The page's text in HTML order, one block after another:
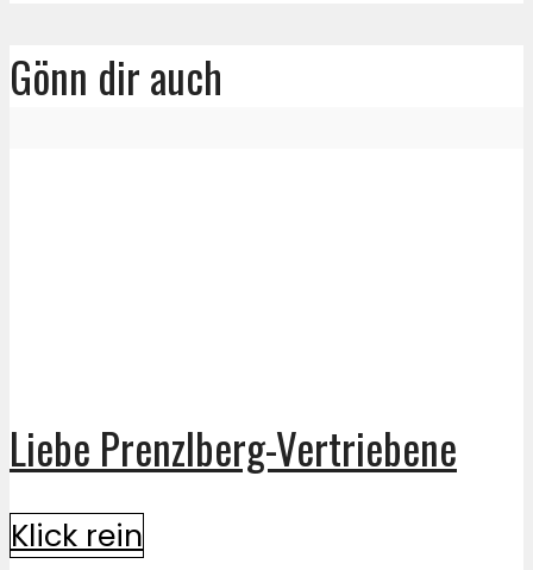
Gönn dir auch
Liebe Prenzlberg-Vertriebene
Klick rein